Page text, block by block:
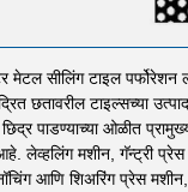
मेटल सीलिंग टाइल पर्फोरेशन
छतावरील टाइल्सच्या
पाडण्याच्या ओळीत
लेव्हलिंग मशीन, गॅन्ट्री
आणि शिअरिंग प्रेस